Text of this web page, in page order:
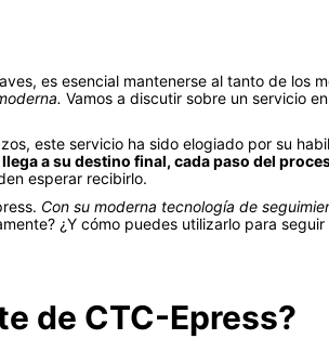
es esencial mantenerse al tanto de los
Vamos a discutir sobre un servicio
este servicio ha sido elogiado por su
a su destino final, cada paso del
esperar recibirlo.
Con su moderna tecnología de
¿Y cómo puedes utilizarlo para
de CTC-Epress?